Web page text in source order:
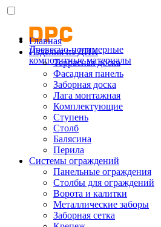
Древесно-полимерные
композитные материалы
Главная
Изделия из ДПК
Террасная доска
Фасадная панель
Заборная доска
Лага монтажная
Комплектующие
Ступень
Столб
Балясина
Перила
Системы ограждений
Панельные ограждения
Столбы для ограждений
Ворота и калитки
Металлические заборы
Заборная сетка